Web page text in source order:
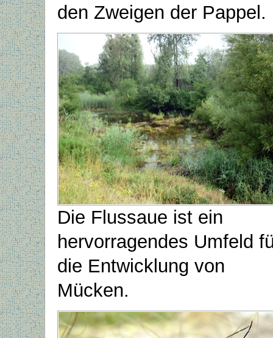
den Zweigen der Pappel.
Die Flussaue ist ein
hervorragendes Umfeld
die Entwicklung von
Mücken.